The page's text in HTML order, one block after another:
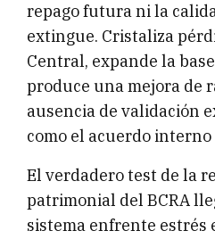
repago futura ni la
extingue. Cristaliza
Central, expande la
produce una mejora de
ausencia de validación
como el acuerdo
El verdadero test de la
patrimonial del BCRA
sistema enfrente estrés